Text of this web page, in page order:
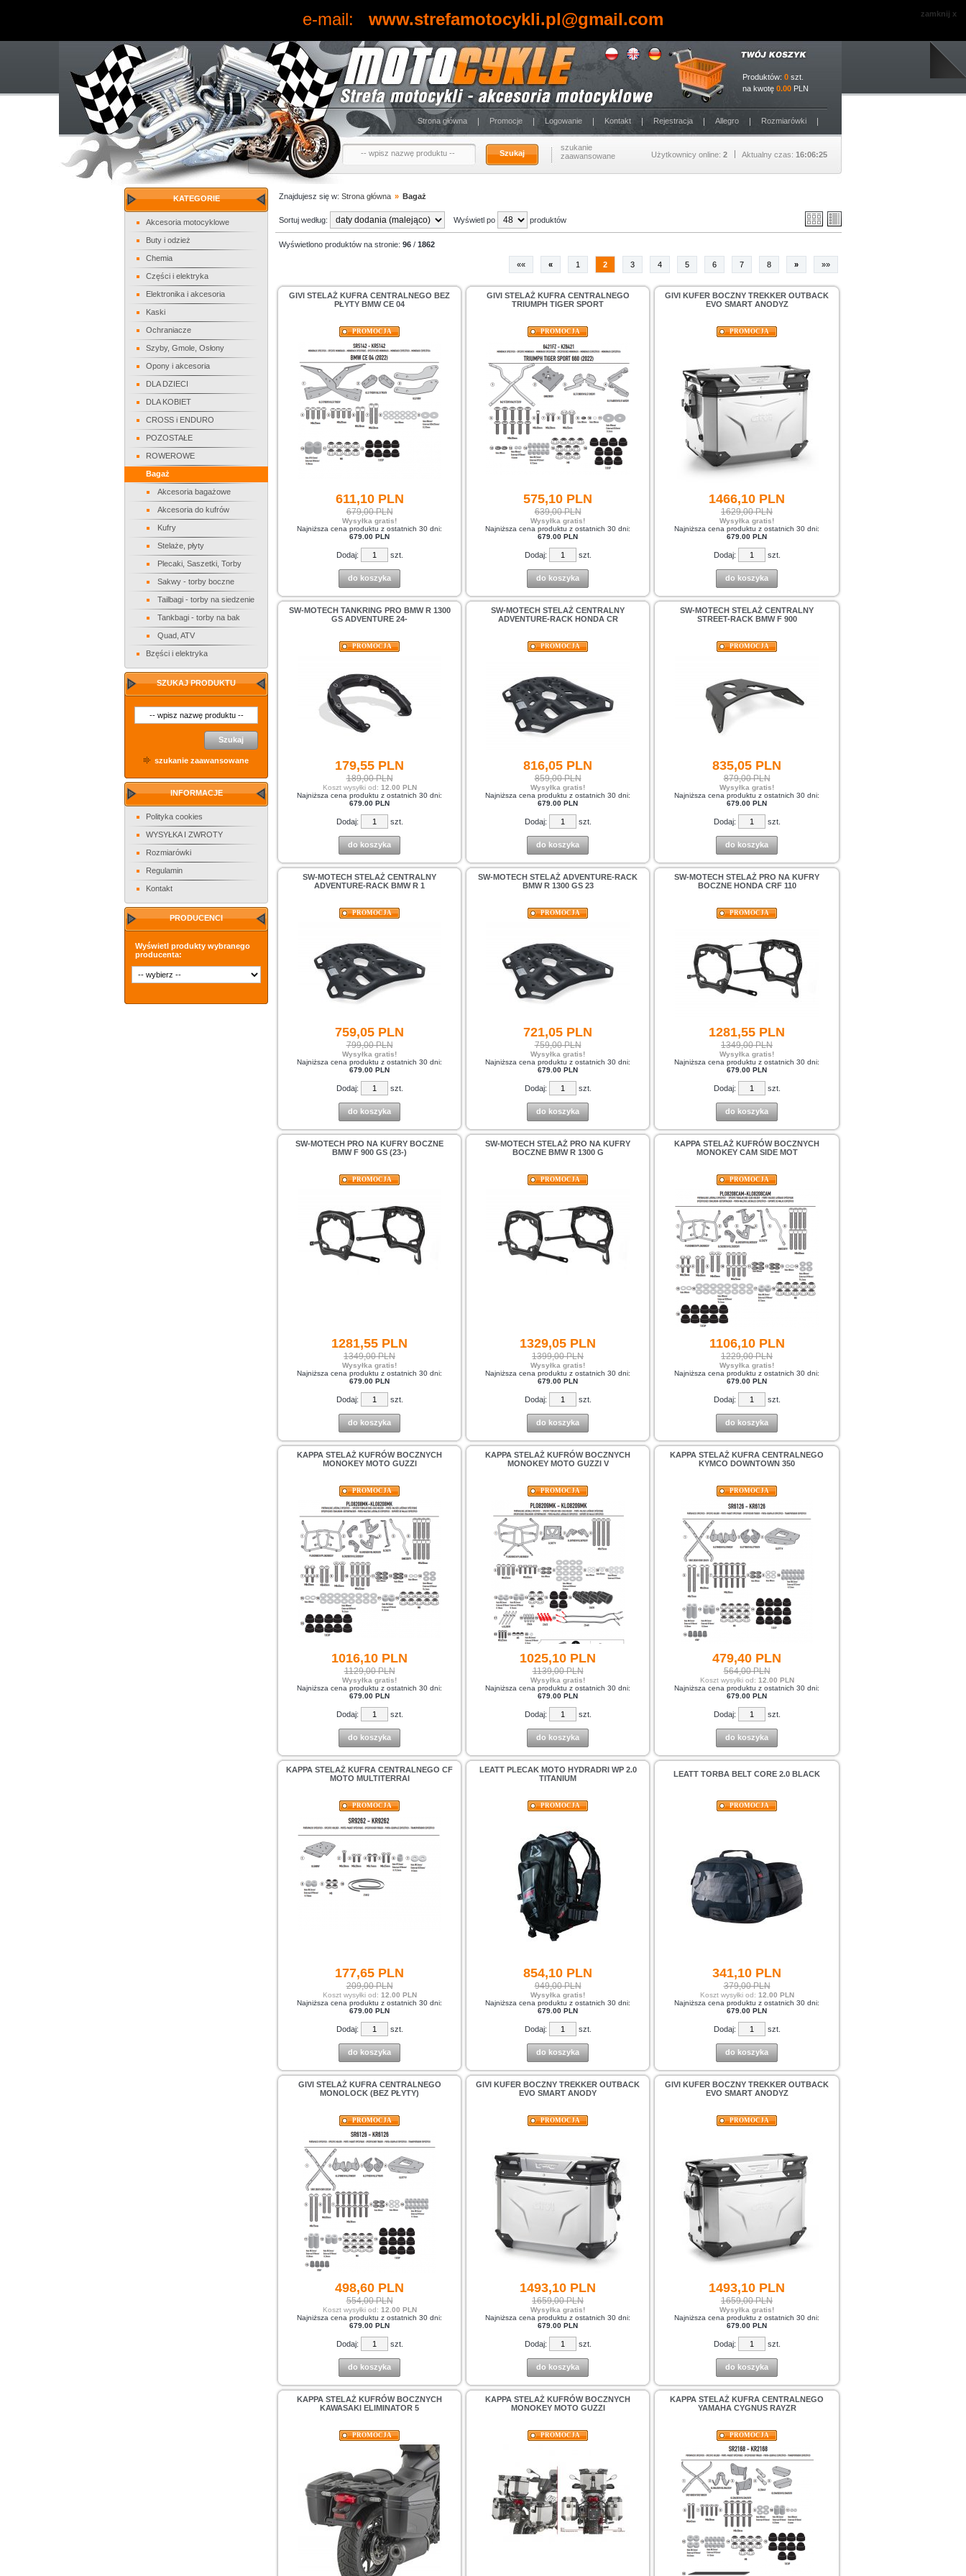
e-mail: www.strefamotocykli.pl@gmail.com zamknij x
Produktów: 0 szt.
na kwotę 0.00 PLN
Strona główna Promocje Logowanie Kontakt Rejestracja Allegro Rozmiarówki
Użytkownicy online: 2 Aktualny czas: 16:06:26
Szukaj
szukanie
zaawansowane
KATEGORIE
Akcesoria motocyklowe
Buty i odzież
Chemia
Części i elektryka
Elektronika i akcesoria
Kaski
Ochraniacze
Szyby, Gmole, Osłony
Opony i akcesoria
DLA DZIECI
DLA KOBIET
CROSS i ENDURO
POZOSTAŁE
ROWEROWE
Bagaż
Akcesoria bagażowe
Akcesoria do kufrów
Kufry
Stelaże, płyty
Plecaki, Saszetki, Torby
Sakwy - torby boczne
Tailbagi - torby na siedzenie
Tankbagi - torby na bak
Quad, ATV
Bzęści i elektryka
SZUKAJ PRODUKTU
Szukaj
szukanie zaawansowane
INFORMACJE
Polityka cookies
WYSYŁKA I ZWROTY
Rozmiarówki
Regulamin
Kontakt
PRODUCENCI
Wyświetl produkty wybranego
producenta:
Znajdujesz się w: Strona główna » Bagaż
Sortuj według: Wyświetl po produktów
Wyświetlono produktów na stronie: 96 / 1862
«« « 1 2 3 4 5 6 7 8 » »»
GIVI STELAŻ KUFRA CENTRALNEGO BEZ
PŁYTY BMW CE 04
GIVI STELAŻ KUFRA CENTRALNEGO
TRIUMPH TIGER SPORT
GIVI KUFER BOCZNY TREKKER OUTBACK
EVO SMART ANODYZ
PROMOCJA PROMOCJA PROMOCJA
611,10PLN
679,00 PLN
Wysyłka gratis!
Najniższa cena produktu z ostatnich 30 dni:
679.00 PLN
575,10 PLN
639,00 PLN
Wysyłka gratis!
Najniższa cena produktu z ostatnich 30 dni:
679.00 PLN
1466,10 PLN
1629,00 PLN
Wysyłka gratis!
Najniższa cena produktu z ostatnich 30 dni:
679.00 PLN
Dodaj: szt.
do koszyka
Dodaj: szt.
do koszyka
Dodaj: szt.
do koszyka
SW-MOTECH TANKRING PRO BMW R 1300
GS ADVENTURE 24-
SW-MOTECH STELAŻ CENTRALNY
ADVENTURE-RACK HONDA CR
SW-MOTECH STELAŻ CENTRALNY
STREET-RACK BMW F 900
PROMOCJA PROMOCJA PROMOCJA
179,55 PLN
189,00 PLN
Koszt wysyłki od: 12.00 PLN
Najniższa cena produktu z ostatnich 30 dni:
679.00 PLN
816,05 PLN
859,00 PLN
Wysyłka gratis!
Najniższa cena produktu z ostatnich 30 dni:
679.00 PLN
835,05 PLN
879,00 PLN
Wysyłka gratis!
Najniższa cena produktu z ostatnich 30 dni:
679.00 PLN
Dodaj: szt.
do koszyka
Dodaj: szt.
do koszyka
Dodaj: szt.
do koszyka
SW-MOTECH STELAŻ CENTRALNY
ADVENTURE-RACK BMW R 1
SW-MOTECH STELAŻ ADVENTURE-RACK
BMW R 1300 GS 23
SW-MOTECH STELAŻ PRO NA KUFRY
BOCZNE HONDA CRF 110
PROMOCJA PROMOCJA PROMOCJA
759,05 PLN
799,00 PLN
Wysyłka gratis!
Najniższa cena produktu z ostatnich 30 dni:
679.00 PLN
721,05 PLN
759,00 PLN
Wysyłka gratis!
Najniższa cena produktu z ostatnich 30 dni:
679.00 PLN
1281,55 PLN
1349,00 PLN
Wysyłka gratis!
Najniższa cena produktu z ostatnich 30 dni:
679.00 PLN
Dodaj: szt.
do koszyka
Dodaj: szt.
do koszyka
Dodaj: szt.
do koszyka
SW-MOTECH PRO NA KUFRY BOCZNE
BMW F 900 GS (23-)
SW-MOTECH STELAŻ PRO NA KUFRY
BOCZNE BMW R 1300 G
KAPPA STELAŻ KUFRÓW BOCZNYCH
MONOKEY CAM SIDE MOT
PROMOCJA PROMOCJA PROMOCJA
1281,55 PLN
1349,00 PLN
Wysyłka gratis!
Najniższa cena produktu z ostatnich 30 dni:
679.00 PLN
1329,05 PLN
1399,00 PLN
Wysyłka gratis!
Najniższa cena produktu z ostatnich 30 dni:
679.00 PLN
1106,10PLN
1229,00 PLN
Wysyłka gratis!
Najniższa cena produktu z ostatnich 30 dni:
679.00 PLN
Dodaj: szt.
do koszyka
Dodaj: szt.
do koszyka
Dodaj: szt.
do koszyka
KAPPA STELAŻ KUFRÓW BOCZNYCH
MONOKEY MOTO GUZZI
KAPPA STELAŻ KUFRÓW BOCZNYCH
MONOKEY MOTO GUZZI V
KAPPA STELAŻ KUFRA CENTRALNEGO
KYMCO DOWNTOWN 350
PROMOCJA PROMOCJA PROMOCJA
1016,10 PLN
1129,00 PLN
Wysyłka gratis!
Najniższa cena produktu z ostatnich 30 dni:
679.00 PLN
1025,10 PLN
1139,00 PLN
Wysyłka gratis!
Najniższa cena produktu z ostatnich 30 dni:
679.00 PLN
479,40 PLN
564,00 PLN
Koszt wysyłki od: 12.00 PLN
Najniższa cena produktu z ostatnich 30 dni:
679.00 PLN
Dodaj: szt.
do koszyka
Dodaj: szt.
do koszyka
Dodaj: szt.
do koszyka
KAPPA STELAŻ KUFRA CENTRALNEGO CF
MOTO MULTITERRAI
LEATT PLECAK MOTO HYDRADRI WP 2.0
TITANIUM
LEATT TORBA BELT CORE 2.0 BLACK
PROMOCJA PROMOCJA PROMOCJA
177,65 PLN
209,00 PLN
Koszt wysyłki od: 12.00 PLN
Najniższa cena produktu z ostatnich 30 dni:
679.00 PLN
854,10 PLN
949,00 PLN
Wysyłka gratis!
Najniższa cena produktu z ostatnich 30 dni:
679.00 PLN
341,10 PLN
379,00 PLN
Koszt wysyłki od: 12.00 PLN
Najniższa cena produktu z ostatnich 30 dni:
679.00 PLN
Dodaj: szt.
do koszyka
Dodaj: szt.
do koszyka
Dodaj: szt.
do koszyka
GIVI STELAŻ KUFRA CENTRALNEGO
MONOLOCK (BEZ PŁYTY)
GIVI KUFER BOCZNY TREKKER OUTBACK
EVO SMART ANODY
GIVI KUFER BOCZNY TREKKER OUTBACK
EVO SMART ANODYZ
PROMOCJA PROMOCJA PROMOCJA
498,60 PLN
554,00 PLN
Koszt wysyłki od: 12.00 PLN
Najniższa cena produktu z ostatnich 30 dni:
679.00 PLN
1493,10 PLN
1659,00 PLN
Wysyłka gratis!
Najniższa cena produktu z ostatnich 30 dni:
679.00 PLN
1493,10 PLN
1659,00 PLN
Wysyłka gratis!
Najniższa cena produktu z ostatnich 30 dni:
679.00 PLN
Dodaj: szt.
do koszyka
Dodaj: szt.
do koszyka
Dodaj: szt.
do koszyka
KAPPA STELAŻ KUFRÓW BOCZNYCH
KAWASAKI ELIMINATOR 5
KAPPA STELAŻ KUFRÓW BOCZNYCH
MONOKEY MOTO GUZZI
KAPPA STELAŻ KUFRA CENTRALNEGO
YAMAHA CYGNUS RAYZR
PROMOCJA PROMOCJA PROMOCJA